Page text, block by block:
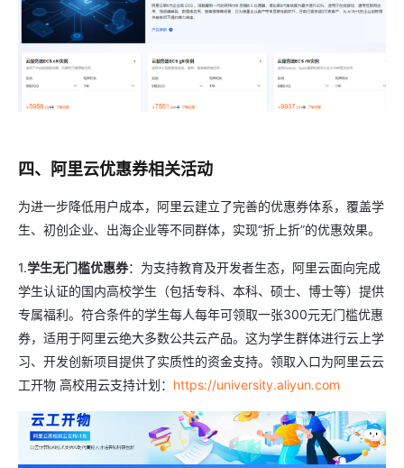
四、阿里云优惠券相关活动
为进一步降低用户成本，阿里云建立了完善的优惠券体系，覆盖学
生、初创企业、出海企业等不同群体，实现“折上折”的优惠效果。
1.学生无门槛优惠券：为支持教育及开发者生态，阿里云面向完成
学生认证的国内高校学生（包括专科、本科、硕士、博士等）提供
专属福利。符合条件的学生每人每年可领取一张300元无门槛优惠
券，适用于阿里云绝大多数公共云产品。这为学生群体进行云上学
习、开发创新项目提供了实质性的资金支持。领取入口为阿里云云
工开物 高校用云支持计划： https://university.aliyun.com